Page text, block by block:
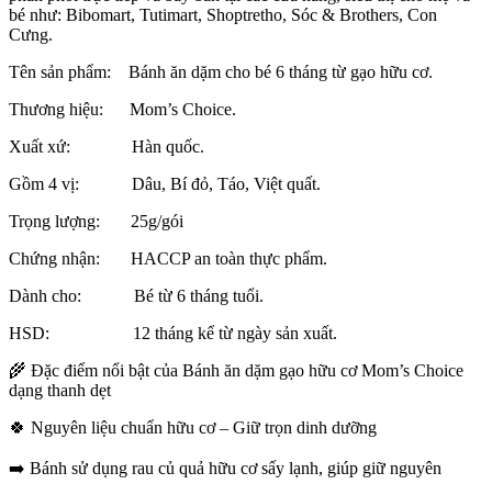
bé như: Bibomart, Tutimart, Shoptretho, Sóc & Brothers, Con
Cưng.
Tên sản phẩm: Bánh ăn dặm cho bé 6 tháng từ gạo hữu cơ.
Thương hiệu: Mom’s Choice.
Xuất xứ: Hàn quốc.
Gồm 4 vị: Dâu, Bí đỏ, Táo, Việt quất.
Trọng lượng: 25g/gói
Chứng nhận: HACCP an toàn thực phẩm.
Dành cho: Bé từ 6 tháng tuổi.
HSD: 12 tháng kể từ ngày sản xuất.
🌾 Đặc điểm nổi bật của Bánh ăn dặm gạo hữu cơ Mom’s Choice
dạng thanh dẹt
🍀 Nguyên liệu chuẩn hữu cơ – Giữ trọn dinh dưỡng
➡️ Bánh sử dụng rau củ quả hữu cơ sấy lạnh, giúp giữ nguyên